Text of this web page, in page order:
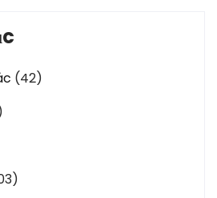
(42)